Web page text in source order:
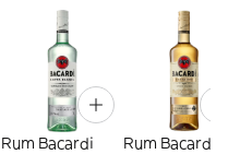
Rum Bacardi
Rum Bacardi